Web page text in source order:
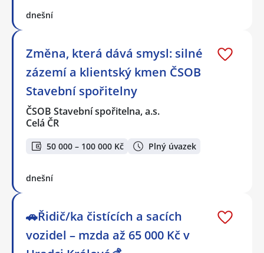
dnešní
Změna, která dává smysl: silné
zázemí a klientský kmen ČSOB
Stavební spořitelny
ČSOB Stavební spořitelna, a.s.
Celá ČR
50 000 – 100 000 Kč Plný úvazek
dnešní
🚗Řidič/ka čistících a sacích
vozidel – mzda až 65 000 Kč v